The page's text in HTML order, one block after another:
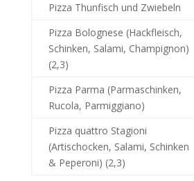
Pizza Thunfisch und Zwiebeln
Pizza Bolognese (Hackfleisch,
Schinken, Salami, Champignon)
(2,3)
Pizza Parma (Parmaschinken,
Rucola, Parmiggiano)
Pizza quattro Stagioni
(Artischocken, Salami, Schinken
& Peperoni) (2,3)